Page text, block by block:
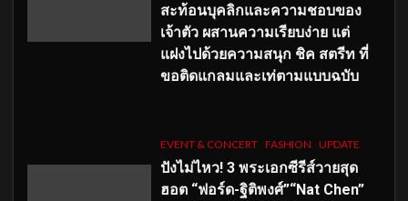
สะท้อนบุคลิกและความชอบของ
เจ้าตัว ผสานความเรียบง่าย แต่
แฝงไปด้วยความสนุก ชิค สตรีท ที่
ขอติดแกลมและเท่ตามแบบฉบับ
EVENT & CONCERT FASHION UPDATE
ปังไม่ไหว! 3 พระเอกซีรีส์วายสุด
ฮอต “ฟอร์ด-ฐิติพงศ์”“Nat Chen”